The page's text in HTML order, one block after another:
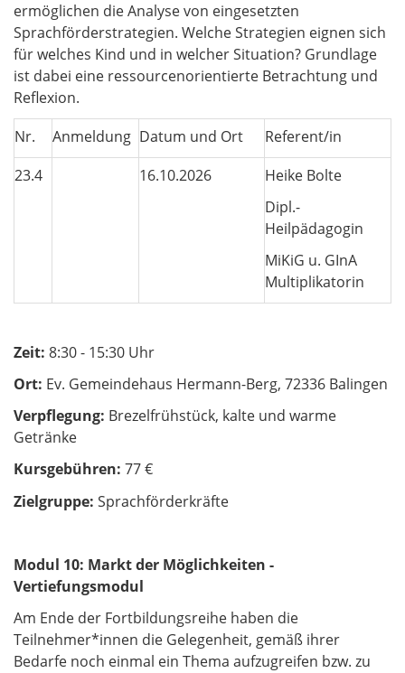
ermöglichen die Analyse von eingesetzten
Sprachförderstrategien. Welche Strategien eignen sich
für welches Kind und in welcher Situation? Grundlage
ist dabei eine ressourcenorientierte Betrachtung und
Reflexion.
Nr.
Anmeldung Datum und Ort
Referent/in
23.4
16.10.2026
Heike Bolte
Dipl.-
Heilpädagogin
MiKiG u. GInA
Multiplikatorin
Zeit: 8:30 - 15:30 Uhr
Ort: Ev. Gemeindehaus Hermann-Berg, 72336 Balingen
Verpflegung: Brezelfrühstück, kalte und warme
Getränke
Kursgebühren: 77 €
Zielgruppe: Sprachförderkräfte
Modul 10: Markt der Möglichkeiten -
Vertiefungsmodul
Am Ende der Fortbildungsreihe haben die
Teilnehmer*innen die Gelegenheit, gemäß ihrer
Bedarfe noch einmal ein Thema aufzugreifen bzw. zu